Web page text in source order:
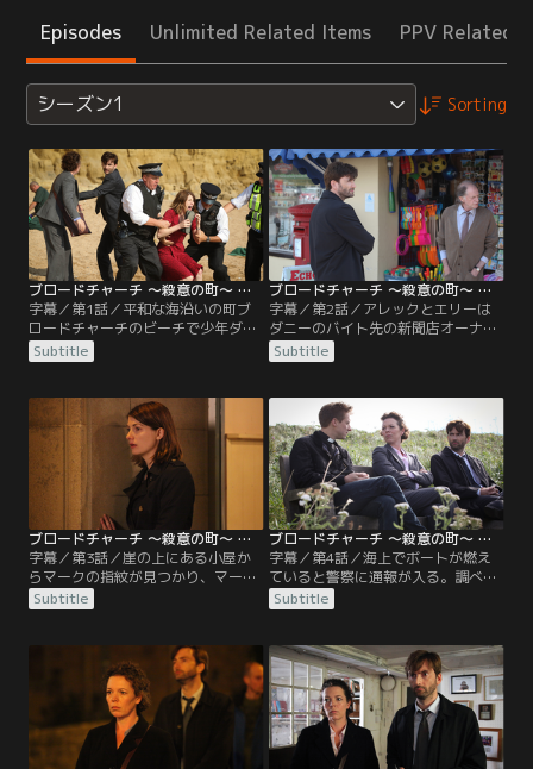
Episodes Unlimited Related Items PPV Related
シーズン1 Sorting
ブロードチャーチ ～殺意の町～ シーズン1 第01話／字幕
字幕／第1話／平和な海沿いの町ブ
ロードチャーチのビーチで少年ダニ
ー・ラティマーが、遺体で発見され
る。新しく赴任してきたアレック・
ー・ミラー巡査部長が事件を担当す
ることに。検視の結果、ダニーは転
落事故に見せかけて殺されたことが
判明。アレックとエリーは、マスコ
ミに対し詳細を伏せながら捜査を進
める。しかし…。
Subtitle
ブロードチャーチ ～殺意の町～ シーズン1 第02話／字幕
字幕／第2話／アレックとエリーは
ダニーのバイト先の新聞店オーナ
ー、ジャック・マーシャルに聞き込
みを行うが、彼の目撃証言にはある
ら2キロほどの崖の上に小屋を発
見。駐車場の監視カメラに気付き、
その映像を入手させる。そんな中、
鑑識がダニーの部屋から現金500ポ
ンド、ダニーの姉クロエの部屋から
コカインの包みを発見。一方…。
Subtitle
ブロードチャーチ ～殺意の町～ シーズン1 第03話／字幕
字幕／第3話／崖の上にある小屋か
らマークの指紋が見つかり、マーク
は警察であらためて聴取を受ける。
ダニーが殺された夜はナイジェと一
と供述するが、マークのボートから
は血痕が見つかり、スーザンら他の
住民の供述とも矛盾が生じている。
そんな中、スティーヴはベスに近づ
きダニーに関してあることを伝え
る。カレンは取材を始めるが…。
Subtitle
ブロードチャーチ ～殺意の町～ シーズン1 第04話／字幕
字幕／第4話／海上でボートが燃え
ていると警察に通報が入る。調べた
ところ、中からダニーのものと思わ
れる毛髪が見つかり、アレックはこ
する。一方、オリーはカレンの提案
でジャックの過去について調べ、あ
る事実を突き止める。カレンは、事
件に関心を集めるためベスたち遺族
にメディアへの顔出しを説得する。
マギーは…。
Subtitle